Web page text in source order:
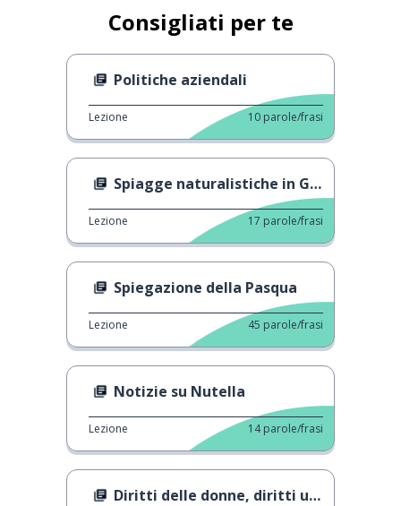
Consigliati per te
Politiche aziendali
Lezione 10 parole/frasi
Spiagge naturalistiche in Germania
Lezione 17 parole/frasi
Spiegazione della Pasqua
Lezione 45 parole/frasi
Notizie su Nutella
Lezione 14 parole/frasi
Diritti delle donne, diritti umani